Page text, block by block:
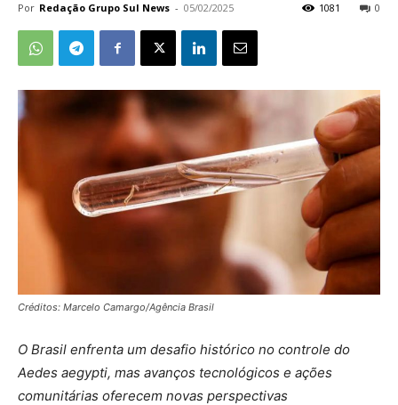
Por Redação Grupo Sul News - 05/02/2025 0
1081
Créditos: Marcelo Camargo/Agência Brasil
O Brasil enfrenta um desafio histórico no controle do
Aedes aegypti, mas avanços tecnológicos e ações
comunitárias oferecem novas perspectivas